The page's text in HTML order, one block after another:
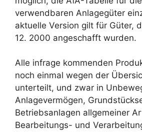
verwendbaren Anlagegüter
aktuelle Version gilt für Güter,
12. 2000 angeschafft wurden.
Alle infrage kommenden
noch einmal wegen der
unterteilt, und zwar in
Anlagevermögen,
Betriebsanlagen allgemeiner
Bearbeitungs- und